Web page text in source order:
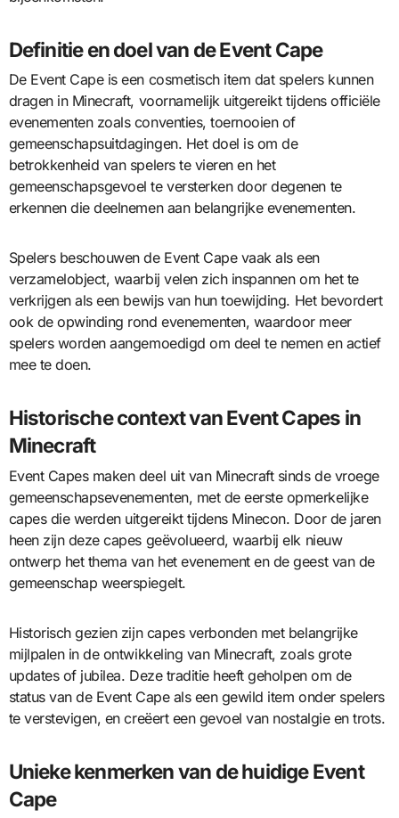
Definitie en doel van de Event Cape
De Event Cape is een cosmetisch item dat spelers kunnen
dragen in Minecraft, voornamelijk uitgereikt tijdens officiële
evenementen zoals conventies, toernooien of
gemeenschapsuitdagingen. Het doel is om de
betrokkenheid van spelers te vieren en het
gemeenschapsgevoel te versterken door degenen te
erkennen die deelnemen aan belangrijke evenementen.
Spelers beschouwen de Event Cape vaak als een
verzamelobject, waarbij velen zich inspannen om het te
verkrijgen als een bewijs van hun toewijding. Het bevordert
ook de opwinding rond evenementen, waardoor meer
spelers worden aangemoedigd om deel te nemen en actief
mee te doen.
Historische context van Event Capes in
Minecraft
Event Capes maken deel uit van Minecraft sinds de vroege
gemeenschapsevenementen, met de eerste opmerkelijke
capes die werden uitgereikt tijdens Minecon. Door de jaren
heen zijn deze capes geëvolueerd, waarbij elk nieuw
ontwerp het thema van het evenement en de geest van de
gemeenschap weerspiegelt.
Historisch gezien zijn capes verbonden met belangrijke
mijlpalen in de ontwikkeling van Minecraft, zoals grote
updates of jubilea. Deze traditie heeft geholpen om de
status van de Event Cape als een gewild item onder spelers
te verstevigen, en creëert een gevoel van nostalgie en trots.
Unieke kenmerken van de huidige Event
Cape